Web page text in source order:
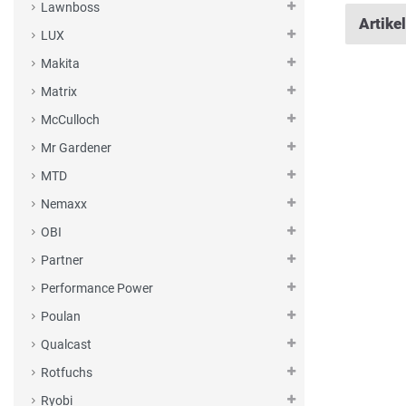
Lawnboss
LUX
Makita
Matrix
McCulloch
Mr Gardener
MTD
Nemaxx
OBI
Partner
Performance Power
Poulan
Qualcast
Rotfuchs
Ryobi